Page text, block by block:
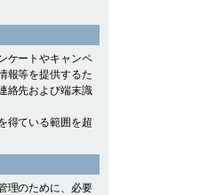
ケートやキャンペ
報等を提供するた
絡先および端末識
得ている範囲を超
理のために、必要